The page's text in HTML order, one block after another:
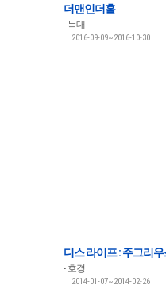
더맨인더홀
늑대
2016-09-09~2016-10-30
디스 라이프 : 주그리
호경
2014-01-07~2014-02-26